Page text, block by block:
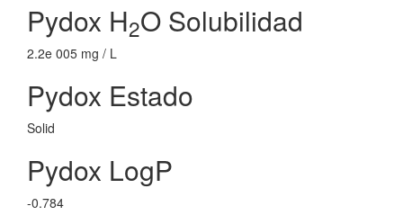
Pydox H2O Solubilidad
2.2e 005 mg / L
Pydox Estado
Solid
Pydox LogP
-0.784